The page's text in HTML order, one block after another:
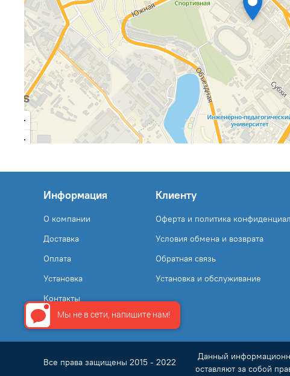
Информация
О компании
Доставка
Оплата
Установка
Контакты
Клиенту
Оферта и политика
Условия обмена и возврата
Обратная связь
Установка и обслуживание
Все права защищены 2015 - 2022
Данный
оставляют за собой
Мы не в сети, напишите нам!